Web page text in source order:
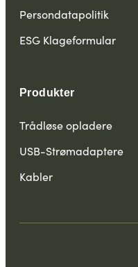
Persondatapolitik
ESG Klageformular
Produkter
Trådløse opladere
USB-Strømadaptere
Kabler